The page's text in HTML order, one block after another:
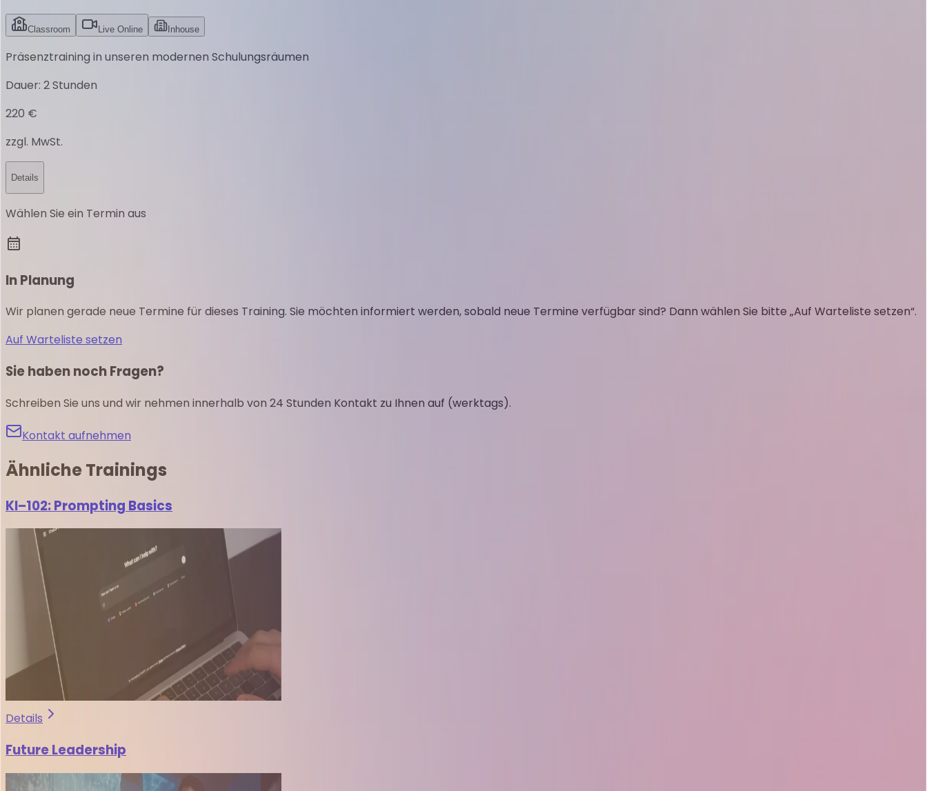
Classroom Live Online Inhouse
Präsenztraining in unseren modernen Schulungsräumen
Dauer: 2 Stunden
220 €
zzgl. MwSt.
Details
Wählen Sie ein Termin aus
In Planung
Wir planen gerade neue Termine für dieses Training. Sie möchten informiert werden, sobald neue Termine verfügbar sind? Dann wählen Sie bitte „Auf Warteliste setzen“.
Auf Warteliste setzen
Sie haben noch Fragen?
Schreiben Sie uns und wir nehmen innerhalb von 24 Stunden Kontakt zu Ihnen auf (werktags).
Kontakt aufnehmen
Ähnliche Trainings
KI–102: Prompting Basics
Details
Future Leadership